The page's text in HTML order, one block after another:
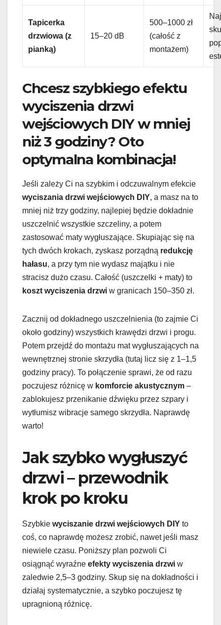
Tapicerka
drzwiowa (z
pianką)
15–20 dB
500–1000 zł
(całość z
montażem)
Chcesz szybkiego efektu
wyciszenia drzwi
wejściowych DIY w mniej
niż 3 godziny? Oto
optymalna kombinacja!
Jeśli zależy Ci na szybkim i odczuwalnym efekcie
wyciszania drzwi wejściowych DIY, a masz na to
mniej niż trzy godziny, najlepiej będzie dokładnie
uszczelnić wszystkie szczeliny, a potem
zastosować maty wygłuszające. Skupiając się na
tych dwóch krokach, zyskasz porządną redukcję
hałasu, a przy tym nie wydasz majątku i nie
stracisz dużo czasu. Całość (uszczelki + maty) to
koszt wyciszenia drzwi w granicach 150–350 zł.
Zacznij od dokładnego uszczelnienia (to zajmie Ci
około godziny) wszystkich krawędzi drzwi i progu.
Potem przejdź do montażu mat wygłuszających na
wewnętrznej stronie skrzydła (tutaj licz się z 1–1,5
godziny pracy). To połączenie sprawi, że od razu
poczujesz różnicę w komforcie akustycznym –
zablokujesz przenikanie dźwięku przez szpary i
wytłumisz wibracje samego skrzydła. Naprawdę
warto!
Jak szybko wygłuszyć
drzwi – przewodnik
krok po kroku
Szybkie wyciszanie drzwi wejściowych DIY to
coś, co naprawdę możesz zrobić, nawet jeśli masz
niewiele czasu. Poniższy plan pozwoli Ci
osiągnąć wyraźne efekty wyciszenia drzwi w
zaledwie 2,5–3 godziny. Skup się na dokładności i
działaj systematycznie, a szybko poczujesz tę
upragnioną różnicę.